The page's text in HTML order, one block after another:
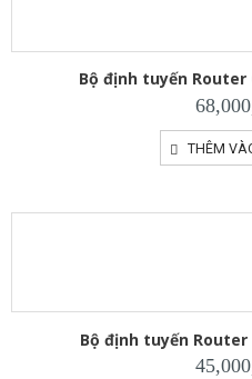
Bộ định tuyến Router
THÊM
Bộ định tuyến Router